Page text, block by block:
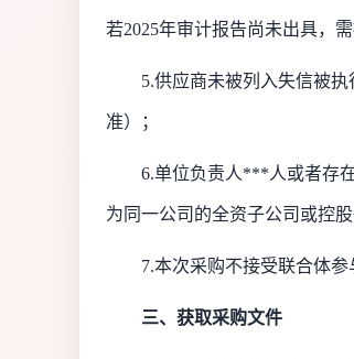
若2025年审计报告尚未出具，
5.供应商未被列入失信被执
准）；
6.单位负责人***人或者存
为同一公司的全资子公司或控股
7.本次采购不接受联合体参
三、获取采购文件